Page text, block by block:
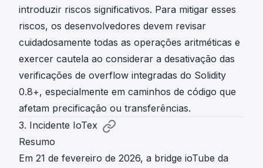
introduzir riscos significativos. Para mitigar esses
riscos, os desenvolvedores devem revisar
cuidadosamente todas as operações aritméticas e
exercer cautela ao considerar a desativação das
verificações de overflow integradas do Solidity
0.8+, especialmente em caminhos de código que
afetam precificação ou transferências.
3. Incidente IoTex
Resumo
Em 21 de fevereiro de 2026, a bridge ioTube da